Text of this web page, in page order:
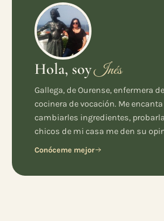
Hola, soyInés
Gallega, de Ourense, enfermera
cocinera de vocación. Me
cambiarles ingredientes,
chicos de mi casa me den su
Conóceme mejor